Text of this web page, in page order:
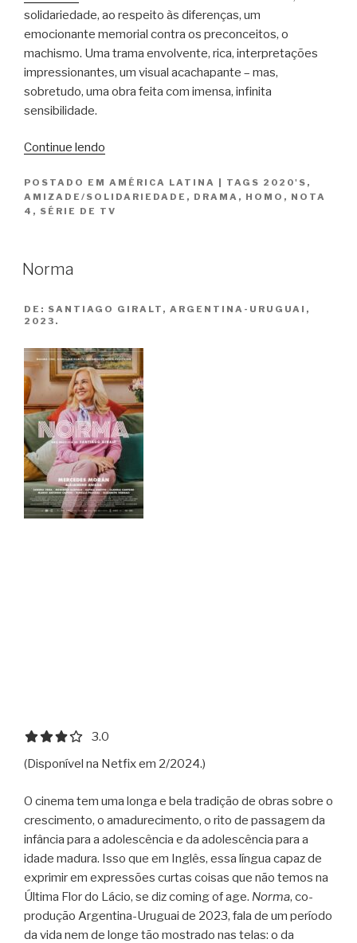
solidariedade, ao respeito às diferenças, um
emocionante memorial contra os preconceitos, o
machismo. Uma trama envolvente, rica, interpretações
impressionantes, um visual acachapante – mas,
sobretudo, uma obra feita com imensa, infinita
sensibilidade.
Continue lendo
do
Rio
POSTADO EM AMÉRICA LATINA | TAGS 2020'S ,
AMIZADE/SOLIDARIEDADE , DRAMA , HOMO , NOTA
4 , SÉRIE DE TV
Norma
DE: SANTIAGO GIRALT, ARGENTINA-URUGUAI,
2023.
3.0 out of 5.0 stars
3.0
(Disponível na Netfix em 2/2024.)
O cinema tem uma longa e bela tradição de obras sobre o
crescimento, o amadurecimento, o rito de passagem da
infância para a adolescência e da adolescência para a
idade madura. Isso que em Inglês, essa língua capaz de
exprimir em expressões curtas coisas que não temos na
Última Flor do Lácio, se diz coming of age. Norma, co-
produção Argentina-Uruguai de 2023, fala de um período
da vida nem de longe tão mostrado nas telas: o da